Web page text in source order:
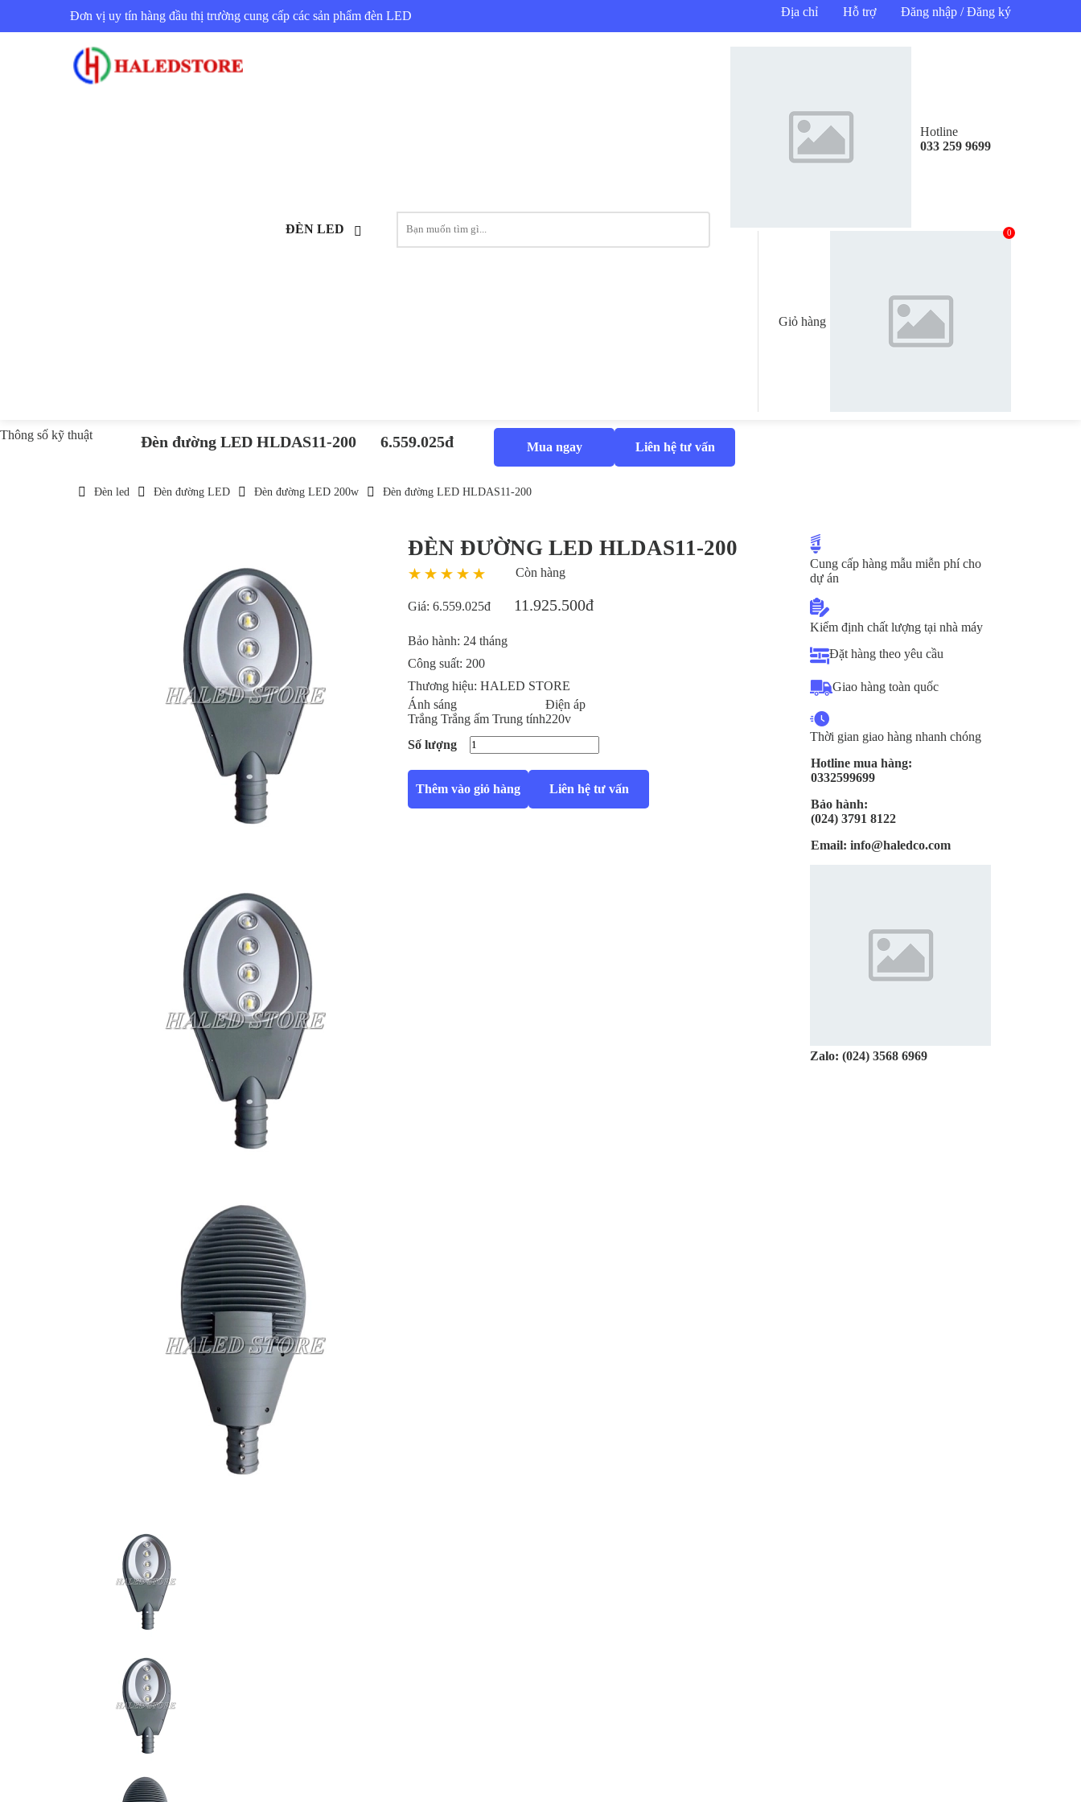
Đơn vị uy tín hàng đầu thị trường cung cấp các sản phẩm đèn LED Địa chỉ Hỗ trợ Đăng nhập / Đăng ký
ĐÈN LED
Hotline
033 259 9699
Giỏ hàng
0
Thông số kỹ thuật Đèn đường LED HLDAS11-200 6.559.025đ Mua ngay Liên hệ tư vấn
Đèn led Đèn đường LED Đèn đường LED 200w Đèn đường LED HLDAS11-200
ĐÈN ĐƯỜNG LED HLDAS11-200
Còn hàng
Giá: 6.559.025đ 11.925.500đ
Bảo hành: 24 tháng
Công suất: 200
Thương hiệu: HALED STORE
Ánh sáng
Trắng Trắng ấm Trung tính
Điện áp
220v
Số lượng
Thêm vào giỏ hàng Liên hệ tư vấn
Cung cấp hàng mẫu miễn phí cho
dự án
Kiểm định chất lượng tại nhà máy
Đặt hàng theo yêu cầu
Giao hàng toàn quốc
Thời gian giao hàng nhanh chóng
Hotline mua hàng:
0332599699
Bảo hành:
(024) 3791 8122
Email: info@haledco.com
Zalo: (024) 3568 6969